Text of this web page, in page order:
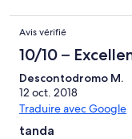
siguiente perdiendo
nuestras vacaciones.
situación como esta..
otro alojamiento
Avis vérifié
10/10 –
Descontodromo M.
12 oct. 2018
Traduire avec Google
tanda